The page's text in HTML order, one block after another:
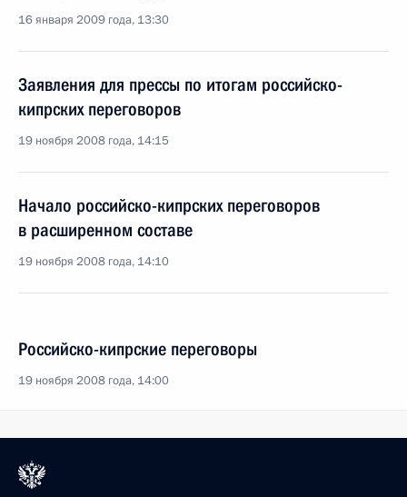
16 января 2009 года, 13:30
Заявления для прессы по итогам российско-
кипрских переговоров
19 ноября 2008 года, 14:15
Начало российско-кипрских переговоров
в расширенном составе
19 ноября 2008 года, 14:10
Российско-кипрские переговоры
19 ноября 2008 года, 14:00